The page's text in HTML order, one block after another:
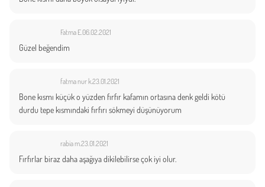
Fatma E.06.02.2021
Güzel beğendim
fatma nur k.23.01.2021
Bone kısmı küçük o yüzden fırfır kafamın ortasına denk geldi kötü
durdu tepe kısmındaki fırfırı sökmeyi düşünüyorum
rabia m.23.01.2021
Fırfırlar biraz daha aşağıya dikilebilirse çok iyi olur.